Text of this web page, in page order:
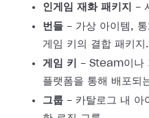
인게임 재화 패키지
-
번들 - 가상 아이템, 통
게임 키의 결합 패키지.
게임 키
- Steam이나
플랫폼을 통해 배포되
그룹 - 카탈로그 내 아